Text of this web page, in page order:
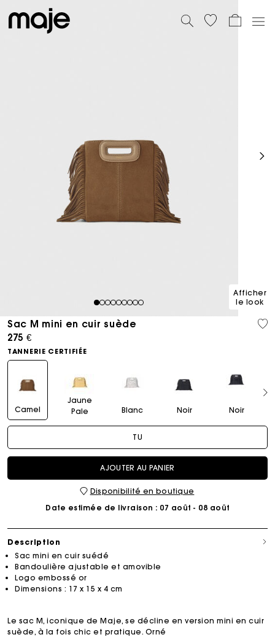
123456789
Afficher
le look
Sac M mini en cuir suède
275 €
TANNERIE CERTIFIÉE
Camel
Jaune
Pale
Blanc Noir Noir
TU
AJOUTER AU PANIER
Disponibilité en boutique
Date estimée de livraison : 07 août - 08 août
Description
Sac mini en cuir suédé
Bandoulière ajustable et amovible
Logo embossé or
Dimensions : 17 x 15 x 4 cm
Le sac M, iconique de Maje, se décline en version mini en cuir
suède, à la fois chic et pratique. Orné